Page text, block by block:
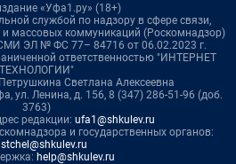
«Уфа1.ру» (18+)
службой по надзору в сфере связи,
массовых коммуникаций (Роскомнадзор)
ЭЛ № ФС 77– 84716 от 06.02.2023 г.
ответственностью "ИНТЕРНЕТ
ТЕХНОЛОГИИ"
Светлана Алексеевна
ул. Ленина, д. 156, 8 (347) 286-51-96 (доб.
3763)
редакции: ufa1@shkulev.ru
и государственных органов:
help@shkulev.ru